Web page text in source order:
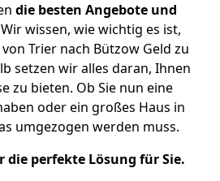
die besten Angebote und
wissen, wie wichtig es ist,
Trier nach Bützow Geld zu
setzen wir alles daran, Ihnen
zu bieten. Ob Sie nun eine
oder ein großes Haus in
umgezogen werden muss.
die perfekte Lösung für Sie.